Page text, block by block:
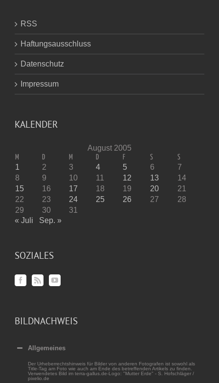
RSS
Haftungsausschluss
Datenschutz
Impressum
KALENDER
August 2005
M D M D F S S
1 2 3 4 5 6
7
8
9 10 11 12 13
14
15
16 17 18 19 20
21
22
23 24 25 26 27
28
29
30
31
« Juli
Sep. »
SOZIALES
BILDNACHWEIS
Allgemeines
Der Urheberrechtshinweis für Bilder von anderen Fotografen ist sowohl als
Title-Tag am Foto wie auch am Ende des betreffenden Artikels zu finden.
Verwendetes Bild im terra-gallus.de-Logo: "Mutter Erde" - S. Hofschläger /
pixelio.de